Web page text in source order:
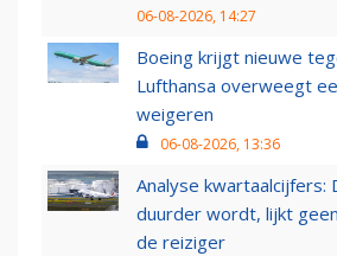
06-08-2026, 14:27
Boeing krijgt nieuwe
Lufthansa overweegt
weigeren
06-08-2026, 13:36
Analyse kwartaalcijfers:
duurder wordt, lijkt
de reiziger